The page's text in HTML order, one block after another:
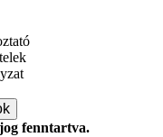
fenntartva.